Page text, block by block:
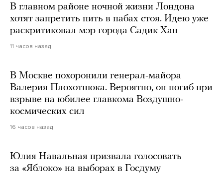
В главном районе ночной жизни Лондона
хотят запретить пить в пабах стоя. Идею уже
раскритиковал мэр города Садик Хан
11 часов назад
В Москве похоронили генерал-майора
Валерия Плохотнюка. Вероятно, он погиб при
взрыве на юбилее главкома Воздушно-
космических сил
16 часов назад
Юлия Навальная призвала голосовать
за «Яблоко» на выборах в Госдуму